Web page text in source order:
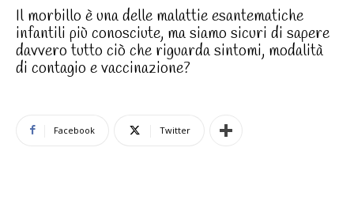
Il morbillo è una delle malattie esantematiche
infantili più conosciute, ma siamo sicuri di sapere
davvero tutto ciò che riguarda sintomi, modalità
di contagio e vaccinazione?
Facebook Twitter